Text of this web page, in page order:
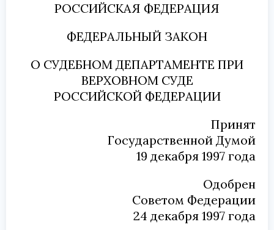
РОССИЙСКАЯ ФЕДЕРАЦИЯ
ФЕДЕРАЛЬНЫЙ ЗАКОН
О СУДЕБНОМ ДЕПАРТАМЕНТЕ ПРИ
ВЕРХОВНОМ СУДЕ
РОССИЙСКОЙ ФЕДЕРАЦИИ
Принят
Государственной Думой
19 декабря 1997 года
Одобрен
Советом Федерации
24 декабря 1997 года